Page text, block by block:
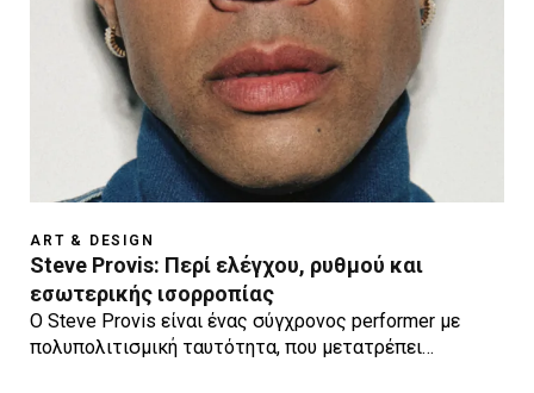
ART & DESIGN
Steve Provis: Περί ελέγχου, ρυθμού και
εσωτερικής ισορροπίας
Ο Steve Provis είναι ένας σύγχρονος performer με
πολυπολιτισμική ταυτότητα, που μετατρέπει…